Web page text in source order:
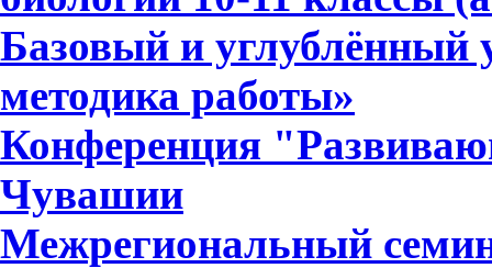
Базовый и углублённый
методика работы»
Конференция
Чувашии
Межрегиональный